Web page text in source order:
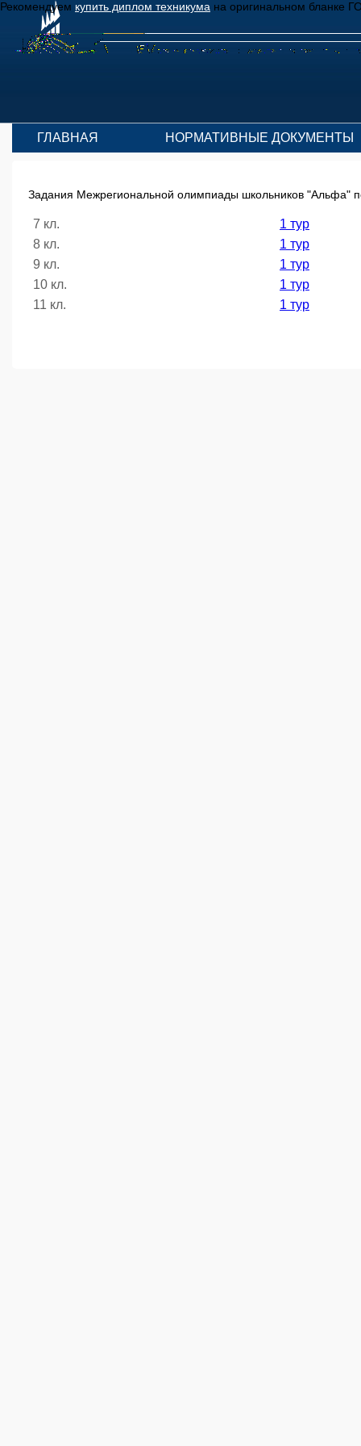
Рекомендуем купить диплом техникума на оригинальном бланке
ГЛАВНАЯ НОРМАТИВНЫЕ ДОКУМЕНТЫ
Задания Межрегиональной олимпиады школьников "Альфа"
7 кл.
1 тур
8 кл.
1 тур
9 кл.
1 тур
10 кл.
1 тур
11 кл.
1 тур